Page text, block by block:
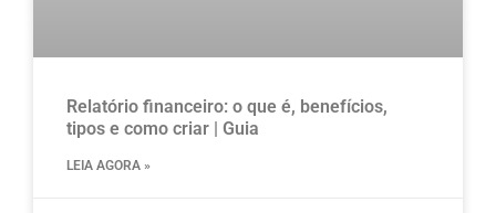
Relatório financeiro: o que é, benefícios,
tipos e como criar | Guia
LEIA AGORA »